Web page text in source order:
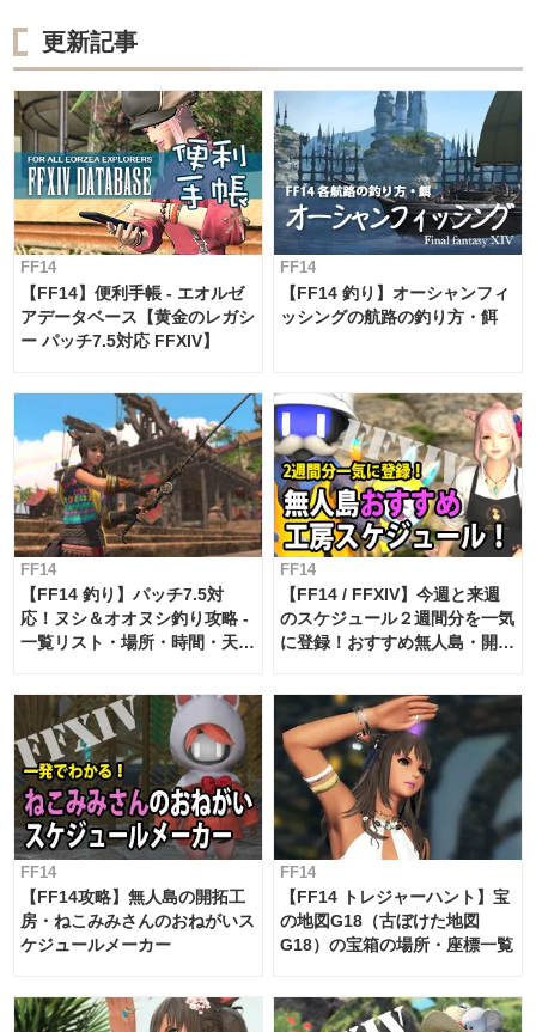
更新記事
FF14
【FF14】便利手帳 - エオルゼ
アデータベース【黄金のレガシ
ー パッチ7.5対応 FFXIV】
FF14
【FF14 釣り】オーシャンフィ
ッシングの航路の釣り方・餌
FF14
【FF14 釣り】パッチ7.5対
応！ヌシ＆オオヌシ釣り攻略 -
一覧リスト・場所・時間・天
FF14
【FF14 / FFXIV】今週と来週
のスケジュール２週間分を一気
に登録！おすすめ無人島・開拓
対応 / 毎週更新中】
FF14
【FF14攻略】無人島の開拓工
房・ねこみみさんのおねがいス
ケジュールメーカー
FF14
【FF14 トレジャーハント】宝
の地図G18（古ぼけた地図
G18）の宝箱の場所・座標一覧